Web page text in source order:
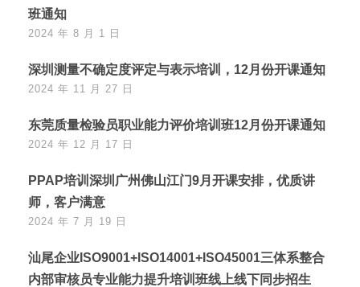
班通知
2024 年 8 月 1 日
深圳测量不确定度评定与表示培训，12月份开课通知
2024 年 11 月 27 日
东莞质量检验员职业能力评价培训班12月份开课通知
2024 年 12 月 17 日
PPAP培训深圳广州佛山江门9月开课安排，优质讲
师，客户满意
2024 年 7 月 19 日
汕尾企业ISO9001+ISO14001+ISO45001三体系整合
内部审核员专业能力提升培训班线上线下同步招生